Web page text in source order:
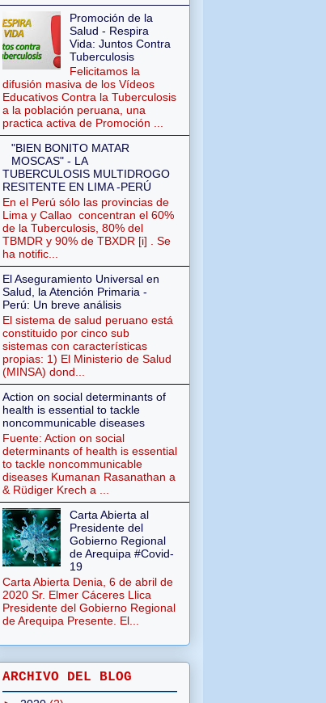
Promoción de la
Salud - Respira
Vida: Juntos Contra
Tuberculosis
Felicitamos la
difusión masiva de los Vídeos
Educativos Contra la Tuberculosis
a la población peruana, una
practica activa de Promoción ...
"BIEN BONITO MATAR
MOSCAS" - LA
TUBERCULOSIS MULTIDROGO
RESITENTE EN LIMA -PERÚ
En el Perú sólo las provincias de
Lima y Callao concentran el 60%
de la Tuberculosis, 80% del
TBMDR y 90% de TBXDR [i] . Se
ha notific...
El Aseguramiento Universal en
Salud, la Atención Primaria -
Perú: Un breve análisis
El sistema de salud peruano está
constituido por cinco sub
sistemas con características
propias: 1) El Ministerio de Salud
(MINSA) dond...
Action on social determinants of
health is essential to tackle
noncommunicable diseases
Fuente: Action on social
determinants of health is essential
to tackle noncommunicable
diseases Kumanan Rasanathan a
& Rüdiger Krech a ...
Carta Abierta al
Presidente del
Gobierno Regional
de Arequipa #Covid-
19
Carta Abierta Denia, 6 de abril de
2020 Sr. Elmer Cáceres Llica
Presidente del Gobierno Regional
de Arequipa Presente. El...
ARCHIVO DEL BLOG